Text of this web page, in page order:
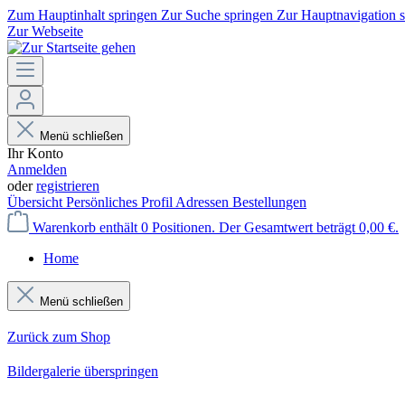
Zum Hauptinhalt springen Zur Suche springen Zur Hauptnavigation
Zur Webseite
Menü schließen
Ihr Konto
Anmelden
oderregistrieren
Übersicht Persönliches Profil Adressen Bestellungen
Warenkorb enthält 0 Positionen. Der Gesamtwert beträgt 0,00 €.
Home
Menü schließen
Zurück zum Shop
Bildergalerie überspringen